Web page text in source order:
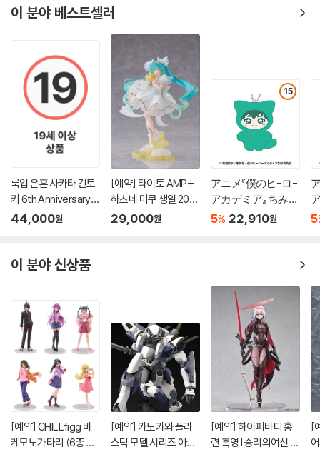
이 분야 베스트셀러
룩업 은혼 사카타 긴토
키 6th Anniversary Li
mited Ver
44,000원
[예약] 타이토 AMP+
하츠네 미쿠 생일 202
6 Star Dreamy 버전 l
29,000원
15
アニメ『僕のヒ-ロ-
アカデミア』 ちみけ
もますこっと 1.?谷
5% 22,910원 5
이 분야 신상품
[예약] CHILLfigg 바
케모노가타리 (6종 세
[예약] 카도카와 플라
스틱 모델 시리즈 아바
[예약] 하이퍼바디 홍
련 흑영 l 승리의여신 니
[